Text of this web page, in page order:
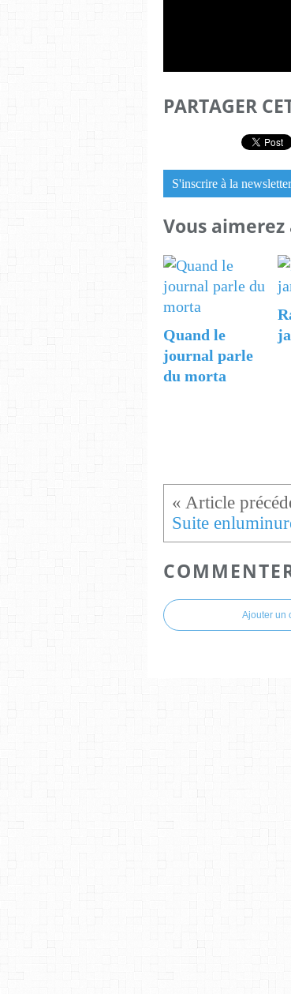
PARTAGER
S'inscrire à la newsletter
Vous aimerez
Quand le
journal parle
du morta
Ajouter un